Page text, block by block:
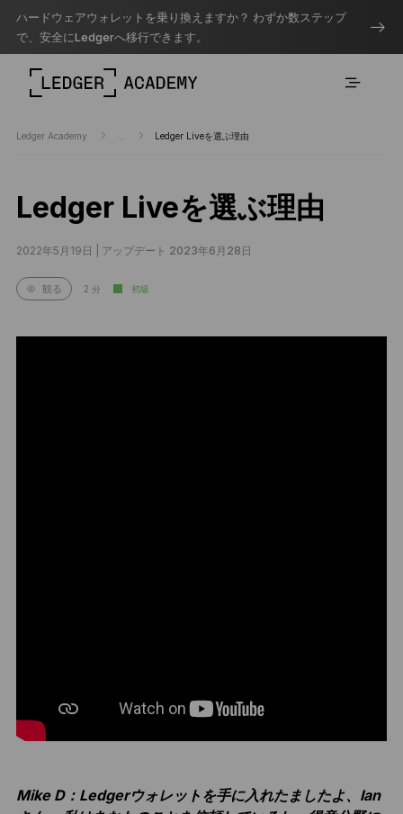
ハードウェアウォレットを乗り換えますか？ わずか数ステップ
で、安全にLedgerへ移行できます。
Ledger Academy Ledger Liveを選ぶ理由
Ledger Liveを選ぶ理由
2022年5月19日 | アップデート 2023年6月28日
観る 2 分 初級
Mike D：Ledgerウォレットを手に入れたましたよ、Ian